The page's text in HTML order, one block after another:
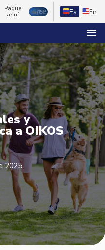
Pague
aquí
Es En
y
a OIKOS
2025